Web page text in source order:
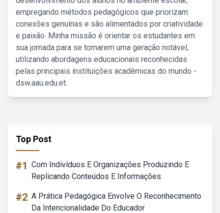
empregando métodos pedagógicos que priorizam
conexões genuínas e são alimentados por criatividade
e paixão. Minha missão é orientar os estudantes em
sua jornada para se tornarem uma geração notável,
utilizando abordagens educacionais reconhecidas
pelas principais instituições acadêmicas do mundo -
dsw.aau.edu.et.
Top Post
#1 Com Indivíduos E Organizações Produzindo E
Replicando Conteúdos E Informações
#2 A Prática Pedagógica Envolve O Reconhecimento
Da Intencionalidade Do Educador